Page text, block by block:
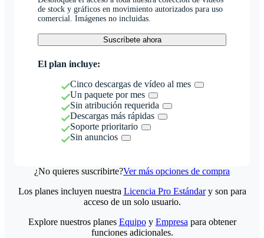
de stock y gráficos en movimiento autorizados para uso
comercial. Imágenes no incluidas.
Suscríbete ahora
El plan incluye:
Cinco descargas de vídeo al mes
Un paquete por mes
Sin atribución requerida
Descargas más rápidas
Soporte prioritario
Sin anuncios
¿No quieres suscribirte?Ver más opciones de compra
Los planes incluyen nuestra Licencia Pro Estándary son para
acceso de un solo usuario.
Explore nuestros planes Equipoy Empresa para obtener
funciones adicionales.